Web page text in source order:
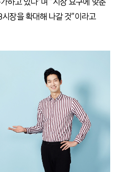
장을 확대해 나갈 것”이라고